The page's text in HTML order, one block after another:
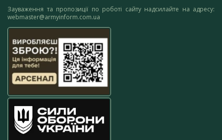
Зауваження та пропозиції по роботі сайту надсилайте на адресу:
webmaster@armyinform.com.ua